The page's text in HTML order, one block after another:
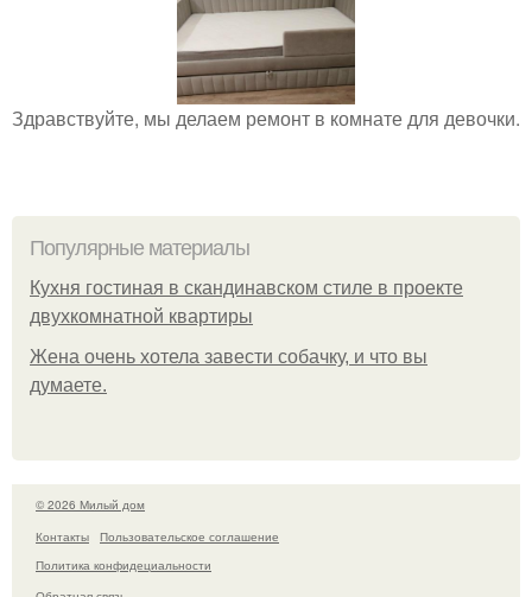
Здравствуйте, мы делаем ремонт в комнате для девочки.
Популярные материалы
Кухня гостиная в скандинавском стиле в проекте
двухкомнатной квартиры
Жена очень хотела завести собачку, и что вы
думаете.
© 2026 Милый дом
Контакты
Пользовательское соглашение
Политика конфидециальности